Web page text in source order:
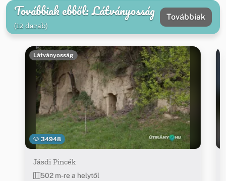
Továbbiak ebből: Látványosság
(12 darab)
Továbbiak
34948
Látványosság
Jásdi Pincék
502 m-re a helytől